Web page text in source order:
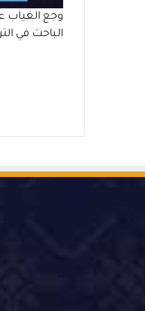
وجع الغياب
الباحث في